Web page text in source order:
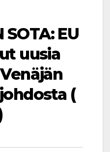
SOTA: EU
uusia
(